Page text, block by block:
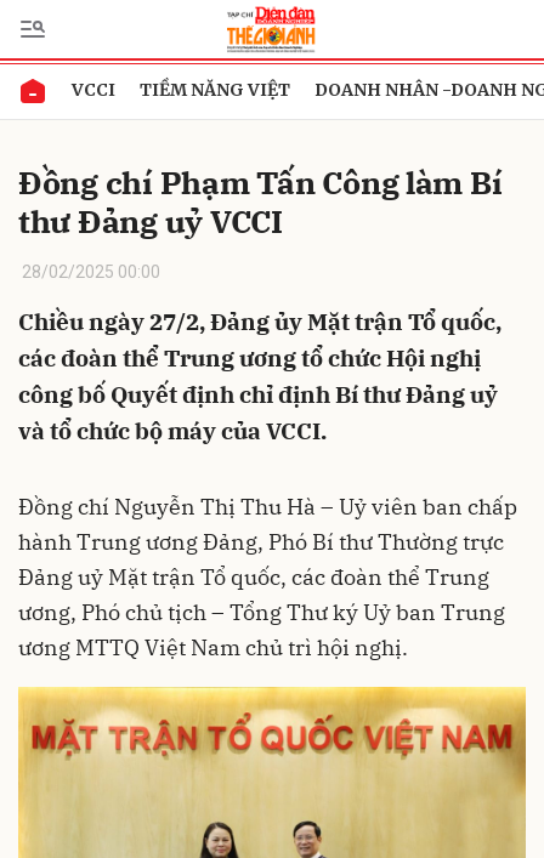
VCCI TIỀM NĂNG VIỆT DOANH NHÂN -DOANH
Đồng chí Phạm Tấn Công làm Bí
thư Đảng uỷ VCCI
28/02/2025 00:00
Chiều ngày 27/2, Đảng ủy Mặt trận Tổ quốc,
các đoàn thể Trung ương tổ chức Hội nghị
công bố Quyết định chỉ định Bí thư Đảng uỷ
và tổ chức bộ máy của VCCI.
Đồng chí Nguyễn Thị Thu Hà – Uỷ viên ban chấp
hành Trung ương Đảng, Phó Bí thư Thường trực
Đảng uỷ Mặt trận Tổ quốc, các đoàn thể Trung
ương, Phó chủ tịch – Tổng Thư ký Uỷ ban Trung
ương MTTQ Việt Nam chủ trì hội nghị.
Gửi bình luận
Hủy Gửi